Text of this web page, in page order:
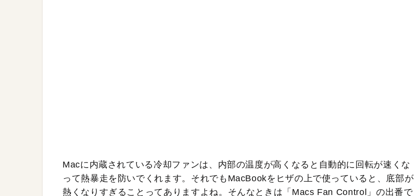
Macに内蔵されている冷却ファンは、内部の温度が高くなると自動的に回転が速くな
って熱暴走を防いでくれます。それでもMacBookをヒザの上で使っていると、底部が
熱くなりすぎることってありますよね。そんなときは「Macs Fan Control」の出番で